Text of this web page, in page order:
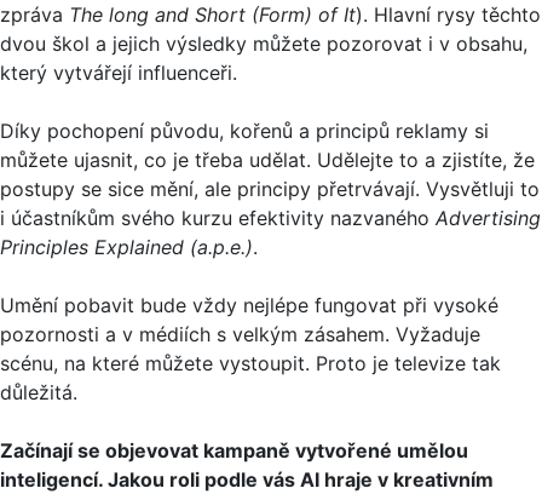
zpráva The long and Short (Form) of It). Hlavní rysy těchto
dvou škol a jejich výsledky můžete pozorovat i v obsahu,
který vytvářejí influenceři.
Díky pochopení původu, kořenů a principů reklamy si
můžete ujasnit, co je třeba udělat. Udělejte to a zjistíte, že
postupy se sice mění, ale principy přetrvávají. Vysvětluji to
i účastníkům svého kurzu efektivity nazvaného Advertising
Principles Explained (a.p.e.).
Umění pobavit bude vždy nejlépe fungovat při vysoké
pozornosti a v médiích s velkým zásahem. Vyžaduje
scénu, na které můžete vystoupit. Proto je televize tak
důležitá.
Začínají se objevovat kampaně vytvořené umělou
inteligencí. Jakou roli podle vás AI hraje v kreativním